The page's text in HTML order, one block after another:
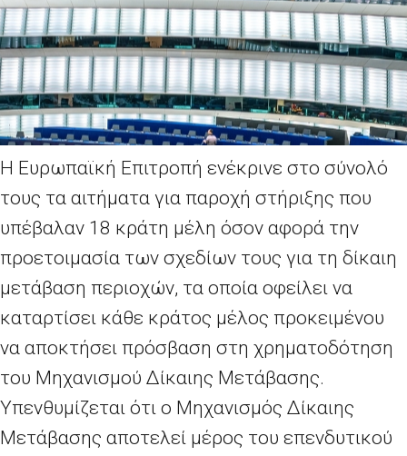
Η Ευρωπαϊκή Επιτροπή ενέκρινε στο σύνολό
τους τα αιτήματα για παροχή στήριξης που
υπέβαλαν 18 κράτη μέλη όσον αφορά την
προετοιμασία των σχεδίων τους για τη δίκαιη
μετάβαση περιοχών, τα οποία οφείλει να
καταρτίσει κάθε κράτος μέλος προκειμένου
να αποκτήσει πρόσβαση στη χρηματοδότηση
του Μηχανισμού Δίκαιης Μετάβασης.
Υπενθυμίζεται ότι ο Μηχανισμός Δίκαιης
Μετάβασης αποτελεί μέρος του επενδυτικού